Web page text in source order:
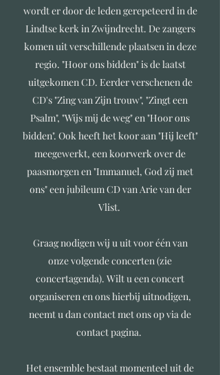
wordt er door de leden gerepeteerd in de
Lindtse kerk in Zwijndrecht. De zangers
komen uit verschillende plaatsen in deze
regio. "Hoor ons bidden" is de laatst
uitgekomen CD. Eerder verschenen de
CD's "Zing van Zijn trouw", "Zingt een
Psalm", "Wijs mij de weg" en "Hoor ons
bidden". Ook heeft het koor aan "Hij leeft"
meegewerkt, een koorwerk over de
paasmorgen en "Immanuel, God zij met
ons" een jubileum CD van Arie van der
Vlist.
Graag nodigen wij u uit voor één van
onze volgende concerten (zie
concertagenda). Wilt u een concert
organiseren en ons hierbij uitnodigen,
neemt u dan contact met ons op via de
contact pagina.
Het ensemble bestaat momenteel uit de